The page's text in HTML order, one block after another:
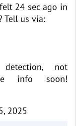
24 sec ago in
Tell us via:
not
info soon!
2025